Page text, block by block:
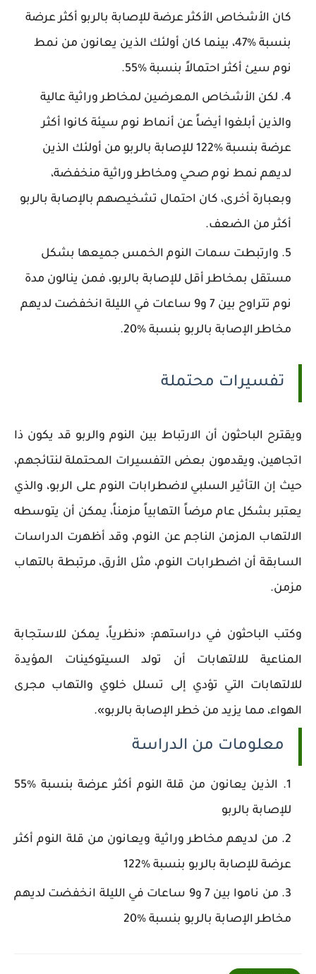
كان الأشخاص الأكثر عرضة للإصابة بالربو أكثر عرضة
بنسبة %47، بينما كان أولئك الذين يعانون من نمط
نوم سيئ أكثر احتمالاً بنسبة %55.
لكن الأشخاص المعرضين لمخاطر وراثية عالية
والذين أبلغوا أيضاً عن أنماط نوم سيئة كانوا أكثر
عرضة بنسبة %122 للإصابة بالربو من أولئك الذين
لديهم نمط نوم صحي ومخاطر وراثية منخفضة،
وبعبارة أخرى، كان احتمال تشخيصهم بالإصابة بالربو
أكثر من الضعف.
وارتبطت سمات النوم الخمس جميعها بشكل
مستقل بمخاطر أقل للإصابة بالربو، فمن ينالون مدة
نوم تتراوح بين 7 و9 ساعات في الليلة انخفضت لديهم
مخاطر الإصابة بالربو بنسبة %20.
تفسيرات محتملة
ويقترح الباحثون أن الارتباط بين النوم والربو قد يكون ذا
اتجاهين، ويقدمون بعض التفسيرات المحتملة لنتائجهم،
حيث إن التأثير السلبي لاضطرابات النوم على الربو، والذي
يعتبر بشكل عام مرضاً التهابياً مزمناً، يمكن أن يتوسطه
الالتهاب المزمن الناجم عن النوم، وقد أظهرت الدراسات
السابقة أن اضطرابات النوم، مثل الأرق، مرتبطة بالتهاب
مزمن.
وكتب الباحثون في دراستهم: «نظرياً، يمكن للاستجابة
المناعية للالتهابات أن تولد السيتوكينات المؤيدة
للالتهابات التي تؤدي إلى تسلل خلوي والتهاب مجرى
الهواء، مما يزيد من خطر الإصابة بالربو».
معلومات من الدراسة
الذين يعانون من قلة النوم أكثر عرضة بنسبة %55
للإصابة بالربو
من لديهم مخاطر وراثية ويعانون من قلة النوم أكثر
عرضة للإصابة بالربو بنسبة %122
من ناموا بين 7 و9 ساعات في الليلة انخفضت لديهم
مخاطر الإصابة بالربو بنسبة %20